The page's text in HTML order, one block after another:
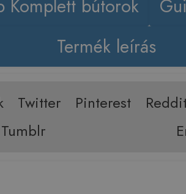
Komplett bútorok
Termék leírás
Twitter Pinterest
Tumblr